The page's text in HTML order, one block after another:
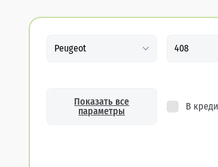
Peugeot 408
Показать все
параметры
В